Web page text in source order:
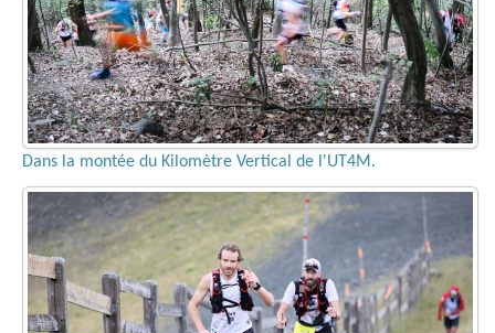
Dans la montée du Kilomètre Vertical de l'UT4M.